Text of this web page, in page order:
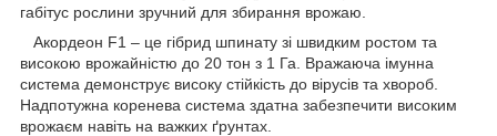
габітус рослини зручний для збирання врожаю.
Акордеон F1 – це гібрид шпинату зі швидким ростом та
високою врожайністю до 20 тон з 1 Га. Вражаюча імунна
система демонструє високу стійкість до вірусів та хвороб.
Надпотужна коренева система здатна забезпечити високим
врожаєм навіть на важких ґрунтах.